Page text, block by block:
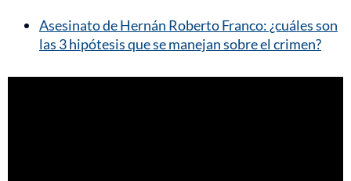
Asesinato de Hernán Roberto Franco: ¿cuáles son
las 3 hipótesis que se manejan sobre el crimen?